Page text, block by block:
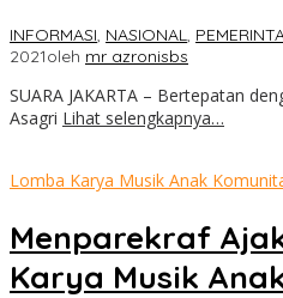
INFORMASI, NASIONAL,
2021oleh mr azronisbs
SUARA JAKARTA – Bertepatan
Asagri Lihat selengkapnya…
Lomba Karya Musik Anak
Menparekraf
Karya Musik